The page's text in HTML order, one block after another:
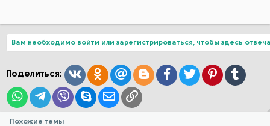
Вам необходимо войти или зарегистрироваться, чтобы здесь
Поделиться: ВконтактеОдноклассники
Mail.ruBloggerFacebook
TwitterPinterestTumblr
WhatsAppTelegram
Viber SkypeЭлектронная почта
Ссылка
Похожие темы